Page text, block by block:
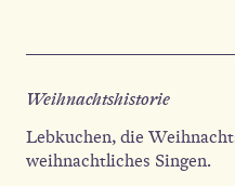
Weihnachtshistorie
Lebkuchen, die
weihnachtliches Singen.